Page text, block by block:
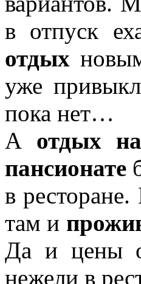
в отпуск
отдых
уже
пока нет…
А отдых
пансионате
в
там и
Да и цены
нежели в